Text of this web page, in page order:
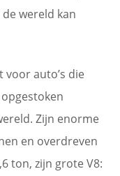
wereld kan
auto’s die
Zijn enorme
en overdreven
ton, zijn grote V8: